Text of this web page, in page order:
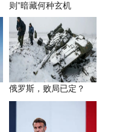
则”暗藏何种玄机
俄罗斯，败局已定？